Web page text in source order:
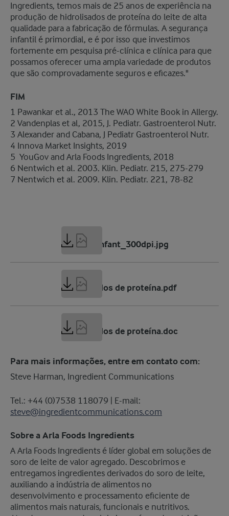
Ingredients, temos mais de 25 anos de experiência na
produção de hidrolisados de proteína do leite de alta
qualidade para a fabricação de fórmulas. A segurança
infantil é primordial, e é por isso que investimos
fortemente em pesquisa pré-clínica e clínica para que
possamos oferecer uma ampla variedade de produtos
que são comprovadamente seguros e eficazes."
FIM
1 Pawankar et al., 2013 The WAO White Book in Allergy.
​2 Vandenplas et al, 2015, J. Pediatr. Gastroenterol Nutr.
​3 Alexander and Cabana, J Pediatr Gastroenterol Nutr.
​4 Innova Market Insights, 2019
​5 YouGov and Arla Foods Ingredients, 2018
​6 Nentwich et al. 2003. Klin. Pediatr. 215, 275-279
​7 Nentwich et al. 2009. Klin. Pediatr. 221, 78-82
WPH for infant_300dpi.jpg
Hidrolisados de proteína.pdf
186 KB
Hidrolisados de proteína.doc
180 KB
Para mais informações, entre em contato com:
Steve Harman, Ingredient Communications
Tel.: +44 (0)7538 118079 | E-mail:
steve@ingredientcommunications.com
Sobre a Arla Foods Ingredients
A Arla Foods Ingredients é líder global em soluções de
soro de leite de valor agregado. Descobrimos e
entregamos ingredientes derivados do soro de leite,
auxiliando a indústria de alimentos no
desenvolvimento e processamento eficiente de
alimentos mais naturais, funcionais e nutritivos.